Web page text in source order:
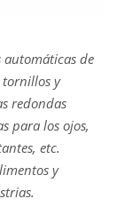
de
y
redondas
para los ojos,
etc.
y